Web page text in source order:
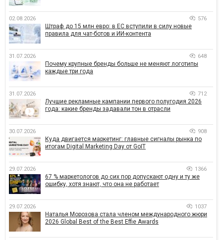
02.08.2026 576
Штраф до 15 млн евро: в ЕС вступили в силу новые
правила для чат-ботов и ИИ-контента
31.07.2026 648
Почему крупные бренды больше не меняют логотипы
каждые три года
31.07.2026 712
Лучшие рекламные кампании первого полугодия 2026
года: какие бренды задавали тон в отрасли
30.07.2026 908
Куда двигается маркетинг: главные сигналы рынка по
итогам Digital Marketing Day от GoIT
29.07.2026 1366
67 % маркетологов до сих пор допускают одну и ту же
ошибку, хотя знают, что она не работает
29.07.2026 1037
Наталья Морозова стала членом международного жюри
2026 Global Best of the Best Effie Awards